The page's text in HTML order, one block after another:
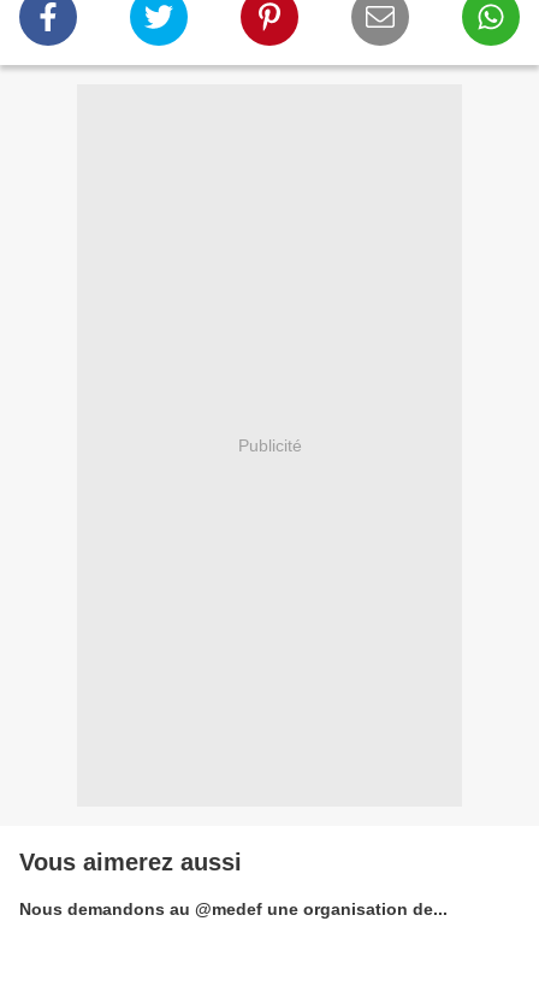
Publicité
Vous aimerez aussi
Nous demandons au @medef une organisation de...